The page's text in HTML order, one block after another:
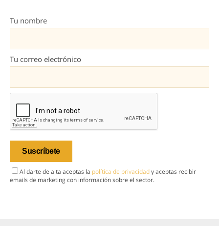
Tu nombre
Tu correo electrónico
Al darte de alta aceptas la política de privacidady aceptas recibir
emails de marketing con información sobre el sector.